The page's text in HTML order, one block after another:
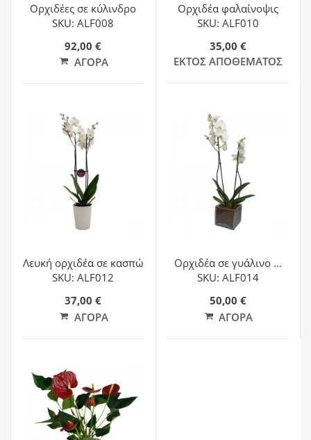
Ορχιδέες σε κύλινδρο
SKU: ALF008
92,00 €
ΑΓΟΡΆ
Ορχιδέα φαλαίνοψις
SKU: ALF010
35,00 €
ΕΚΤΌΣ ΑΠΟΘΈΜΑΤΟΣ
Λευκή ορχιδέα σε κασπώ
SKU: ALF012
37,00 €
ΑΓΟΡΆ
Ορχιδέα σε γυάλινο ...
SKU: ALF014
50,00 €
ΑΓΟΡΆ